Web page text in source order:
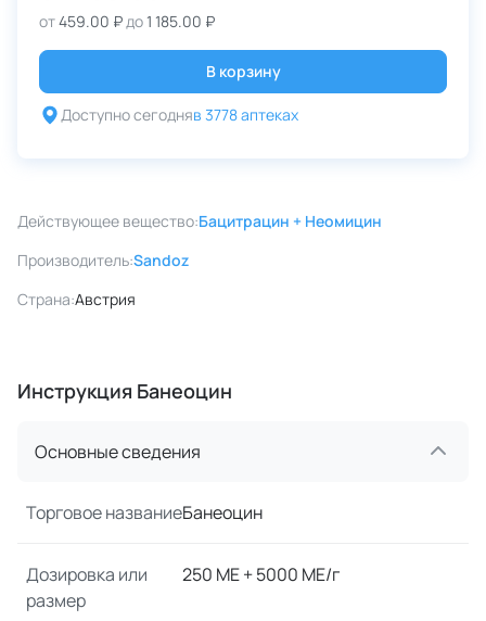
от459.00 ₽до1 185.00 ₽
В корзину
Доступно сегодняв 3778 аптеках
Действующее вещество:Бацитрацин + Неомицин
Производитель:Sandoz
Страна:Австрия
Инструкция Банеоцин
Основные сведения
Торговое названиеБанеоцин
Дозировка или
размер
250 МЕ + 5000 МЕ/г